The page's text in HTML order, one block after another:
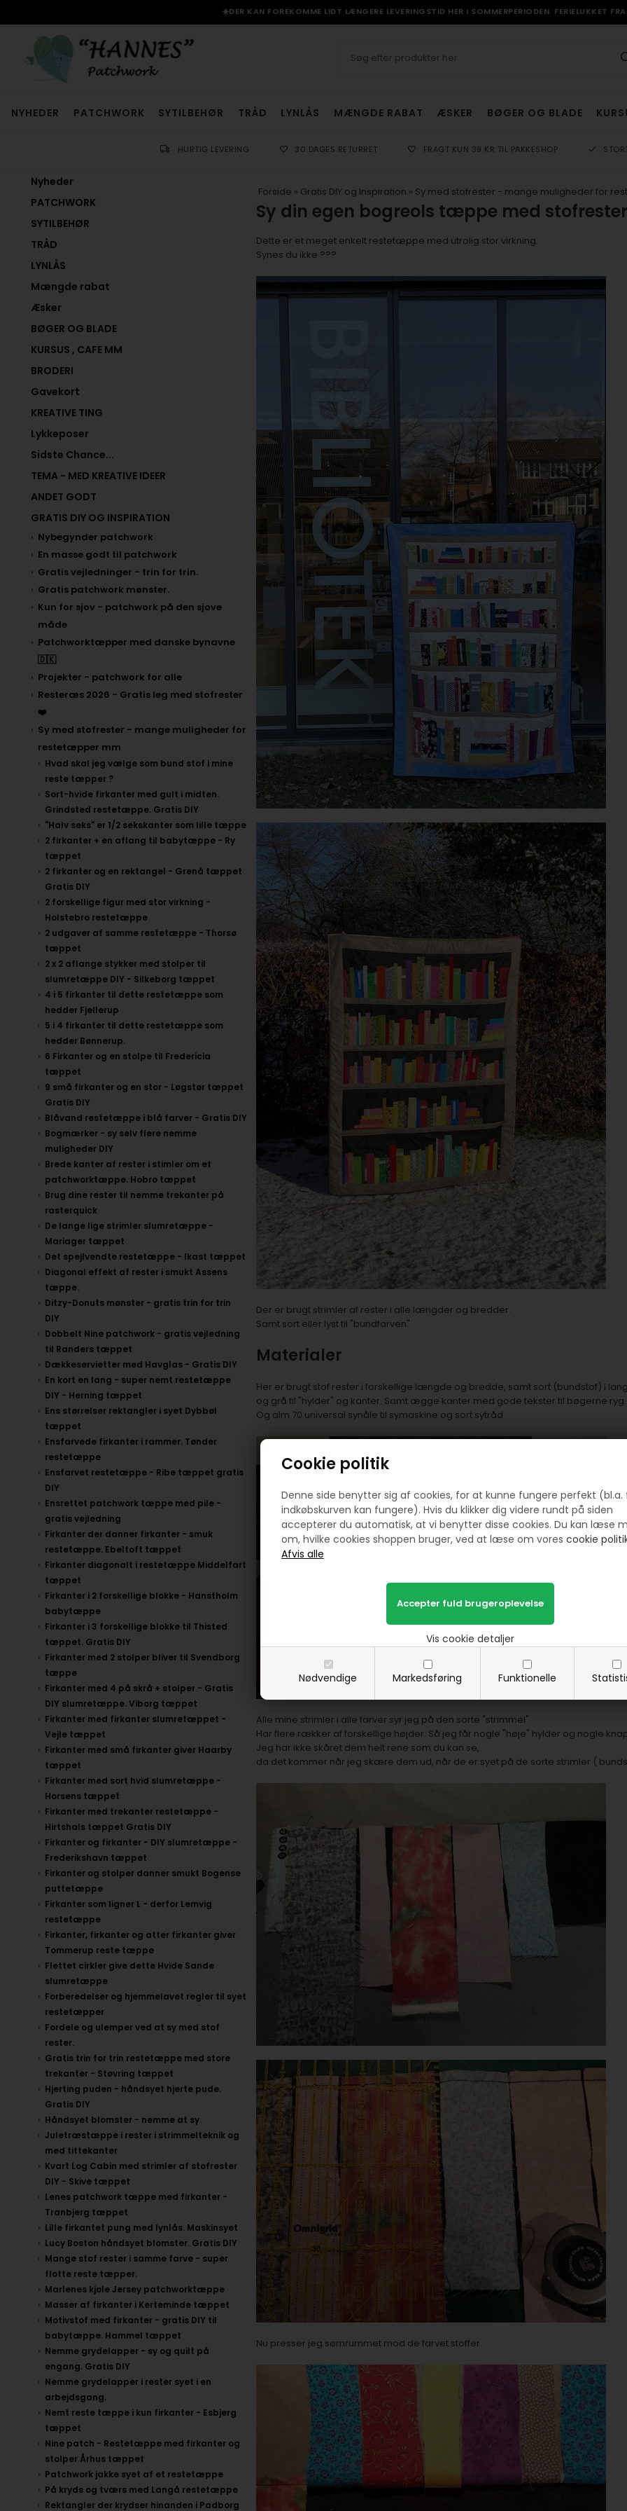
Cookie politik
Denne side benytter sig af cookies, for at kunne fungere perfekt (bl.a.
indkøbskurven kan fungere). Hvis du klikker dig videre rundt på siden
accepterer du automatisk, at vi benytter disse cookies. Du kan læse
om, hvilke cookies shoppen bruger, ved at læse om vores cookie
Nødvendige Markedsføring Funktionelle
Vis cookie detaljer
☀️DER KAN FOREKOMME LIDT LÆNGERE LEVERINGSTID HER I SOMMERPERIODEN. FERIELUKKET
NYHEDER PATCHWORK SYTILBEHØR TRÅD LYNLÅS MÆNGDE RABAT ÆSKER BØGER OG BLADE
HURTIG LEVERING 30 DAGES RETURRET FRAGT KUN 39 KR TIL PAKKESHOP
Nyheder
PATCHWORK
SYTILBEHØR
TRÅD
LYNLÅS
Mængde rabat
Æsker
BØGER OG BLADE
KURSUS , CAFE MM
BRODERI
Gavekort
KREATIVE TING
Lykkeposer
Sidste Chance...
TEMA - MED KREATIVE IDEER
ANDET GODT
GRATIS DIY OG INSPIRATION
Nybegynder patchwork
En masse godt til patchwork
Gratis vejledninger - trin for trin.
Gratis patchwork mønster.
Kun for sjov - patchwork på den sjove
måde
Patchworktæpper med danske bynavne
🇩🇰
Projekter - patchwork for alle
Resteræs 2026 - Gratis leg med stofrester
❤️
Sy med stofrester - mange muligheder for
restetæpper mm
Hvad skal jeg vælge som bund stof i mine
reste tæpper ?
Sort-hvide firkanter med gult i midten.
Grindsted restetæppe. Gratis DIY
"Halv seks" er 1/2 sekskanter som lille tæppe
2 firkanter + en aflang til babytæppe - Ry
tæppet
2 firkanter og en rektangel - Grenå tæppet
Gratis DIY
2 forskellige figur med stor virkning -
Holstebro restetæppe
2 udgaver af samme restetæppe - Thorsø
tæppet
2 x 2 aflange stykker med stolper til
slumretæppe DIY - Silkeborg tæppet
4 i 5 firkanter til dette restetæppe som
hedder Fjellerup
5 i 4 firkanter til dette restetæppe som
hedder Bønnerup.
6 Firkanter og en stolpe til Fredericia
tæppet
9 små firkanter og en stor - Løgstør tæppet
Gratis DIY
Blåvand restetæppe i blå farver - Gratis DIY
Bogmærker - sy selv flere nemme
muligheder DIY
Brede kanter af rester i stimler om et
patchworktæppe. Hobro tæppet
Brug dine rester til nemme trekanter på
rasterquick
De lange lige strimler slumretæppe -
Mariager tæppet
Det spejlvendte restetæppe - Ikast tæppet
Diagonal effekt af rester i smukt Assens
tæppe.
Ditzy-Donuts mønster - gratis trin for trin
DIY
Dobbelt Nine patchwork - gratis vejledning
til Randers tæppet
Dækkeservietter med Havglas - Gratis DIY
En kort en lang - super nemt restetæppe
DIY - Herning tæppet
Ens størrelser rektangler i syet Dybbøl
tæppet
Ensfarvede firkanter i rammer. Tønder
restetæppe
Ensfarvet restetæppe - Ribe tæppet gratis
DIY
Ensrettet patchwork tæppe med pile -
gratis vejledning
Firkanter der danner firkanter - smuk
restetæppe. Ebeltoft tæppet
Firkanter diagonalt i restetæppe Middelfart
tæppet
Firkanter i 2 forskellige blokke - Hanstholm
babytæppe
Firkanter i 3 forskellige blokke til Thisted
tæppet. Gratis DIY
Firkanter med 2 stolper bliver til Svendborg
tæppe
Firkanter med 4 på skrå + stolper - Gratis
DIY slumretæppe. Viborg tæppet
Firkanter med firkanter slumretæppet -
Vejle tæppet
Firkanter med små firkanter giver Haarby
tæppet
Firkanter med sort hvid slumretæppe -
Horsens tæppet
Firkanter med trekanter restetæppe -
Hirtshals tæppet Gratis DIY
Firkanter og firkanter - DIY slumretæppe -
Frederikshavn tæppet
Firkanter og stolper danner smukt Bogense
puttetæppe
Firkanter som ligner L - derfor Lemvig
restetæppe
Firkanter, firkanter og atter firkanter giver
Tommerup reste tæppe
Flettet cirkler give dette Hvide Sande
slumretæppe
Forberedelser og hjemmelavet regler til syet
restetæpper
Fordele og ulemper ved at sy med stof
rester.
Gratis trin for trin restetæppe med store
trekanter - Støvring tæppet
Hjerting puden - håndsyet hjerte pude.
Gratis DIY
Håndsyet blomster - nemme at sy.
Juletræstæppe i rester i strimmelteknik og
med tittekanter
Kvart Log Cabin med strimler af stofrester
DIY - Skive tæppet
Lenes patchwork tæppe med firkanter -
Tranbjerg tæppet
Lille firkantet pung med lynlås. Maskinsyet
Lucy Boston håndsyet blomster. Gratis DIY
Mange stof rester i samme farve - super
flotte reste tæpper.
Marlenes kjole Jersey patchworktæppe
Masser af firkanter i Kerteminde tæppet
Motivstof med firkanter - gratis DIY til
babytæppe. Hammel tæppet
Nemme grydelapper - sy og quilt på
engang. Gratis DIY
Nemme grydelapper i rester syet i en
arbejdsgang.
Nemt reste tæppe i kun firkanter - Esbjerg
tæppet
Nine patch - Restetæppe med firkanter og
stolper Århus tæppet
Patchwork jakke syet af et restetæppe
På kryds og tværs med Langå restetæppe
Rektangler der krydser hinanden i Padborg
Forside » Gratis DIY og Inspiration » Sy med stofrester - mange muligheder for
Sy din egen bogreols tæppe med stofrester
Dette er et meget enkelt restetæppe med utrolig stor virkning.
Synes du ikke ???
Der er brugt strimler af rester i alle længder og bredder.
Samt sort eller lyst til "bundfarven"
Materialer
Her er brugt stof rester i forskellige længde og bredde, samt sort (bundstof) i
og grå til "hylder" og kanter. Samt ægge kanter med gode tekster til bøgerne ryg.
Og alm 70 universal synåle til symaskine og sort sytråd
Alle mine strimler i alle farver syr jeg på den sorte "strimmel"
Har flere rækker af forskellige højder. Så jeg får nogle "høje" hylder og nogle
Jeg har ikke skåret dem helt rene som du kan se,
da det kommer når jeg skære dem ud, når de er syet på de sorte strimler (
Nu presser jeg sømrummet mod de farvet stoffer.